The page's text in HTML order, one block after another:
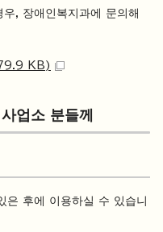
, 장애인복지과에 문의해
KB)
업소 분들께
은 후에 이용하실 수 있습니